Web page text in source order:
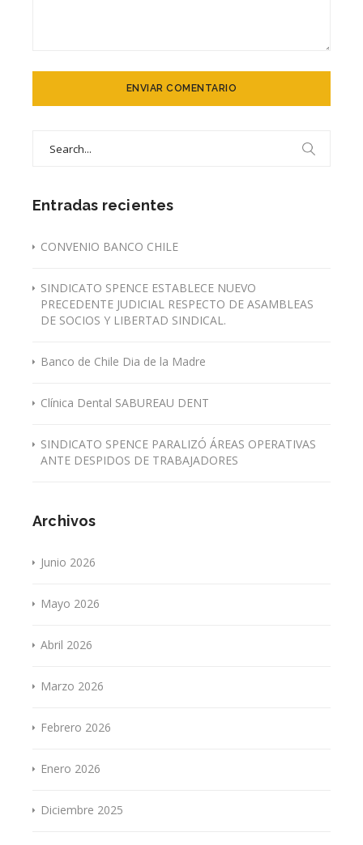
Entradas recientes
CONVENIO BANCO CHILE
SINDICATO SPENCE ESTABLECE NUEVO
PRECEDENTE JUDICIAL RESPECTO DE ASAMBLEAS
DE SOCIOS Y LIBERTAD SINDICAL.
Banco de Chile Dia de la Madre
Clínica Dental SABUREAU DENT
SINDICATO SPENCE PARALIZÓ ÁREAS OPERATIVAS
ANTE DESPIDOS DE TRABAJADORES
Archivos
Junio 2026
Mayo 2026
Abril 2026
Marzo 2026
Febrero 2026
Enero 2026
Diciembre 2025